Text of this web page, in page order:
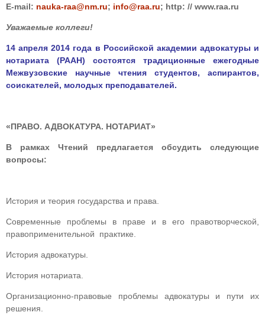
Е-mail: nauka-raa@nm.ru; info@raa.ru; http: // www.raa.ru
Уважаемые коллеги!
14 апреля 2014 года в Российской академии адвокатуры и
нотариата (РААН) состоятся традиционные ежегодные
Межвузовские научные чтения студентов, аспирантов,
соискателей, молодых преподавателей.
«ПРАВО. АДВОКАТУРА. НОТАРИАТ»
В рамках Чтений предлагается обсудить следующие
вопросы:
История и теория государства и права.
Современные проблемы в праве и в его правотворческой,
правоприменительной практике.
История адвокатуры.
История нотариата.
Организационно-правовые проблемы адвокатуры и пути их
решения.